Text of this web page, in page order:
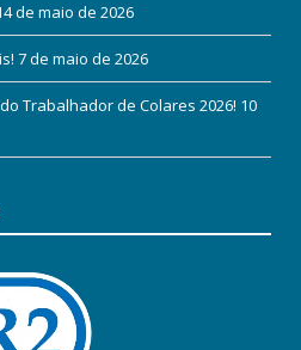
de maio de 2026
7 de maio de 2026
Trabalhador de Colares 2026! 10